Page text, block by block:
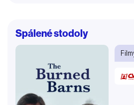
Spálené stodoly